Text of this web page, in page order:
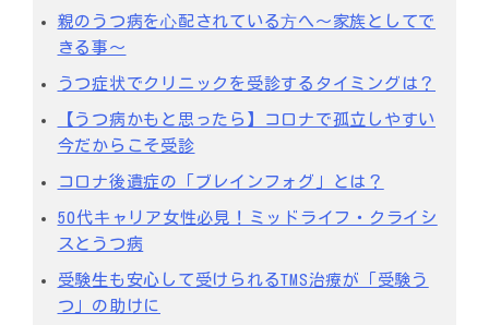
親のうつ病を⼼配されている⽅へ～家族としてで
きる事～
うつ症状でクリニックを受診するタイミングは？
【うつ病かもと思ったら】コロナで孤立しやすい
今だからこそ受診
コロナ後遺症の「ブレインフォグ」とは？
50代キャリア女性必見！ミッドライフ・クライシ
スとうつ病
受験生も安心して受けられるTMS治療が「受験う
つ」の助けに